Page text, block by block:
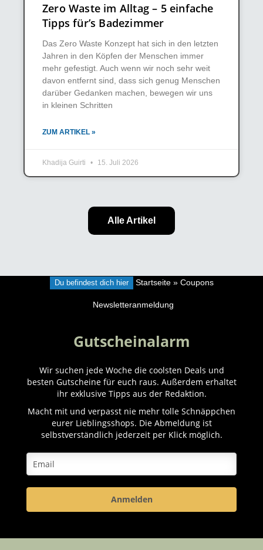
Zero Waste im Alltag – 5 einfache
Tipps für’s Badezimmer
Das Zero Waste Konzept hat sich in den letzten
Jahren in den Köpfen der Menschen immer
mehr gefestigt. Auch wenn wir noch sehr weit
davon entfernt sind, dass sich genug Menschen
darüber Gedanken machen, bewegen wir uns
in kleinen Schritten
ZUM ARTIKEL »
Khadija Guirti 15. Juli 2026
Alle Artikel
Du befindest dich hier Startseite» Coupons
Newsletteranmeldung
Gutscheinalarm
Wir suchen jede Woche die coolsten Deals und
besten Gutscheine für euch raus. Außerdem erhaltet
ihr exklusive Tipps aus der Redaktion.
Macht mit und verpasst nie mehr tolle Schnäppchen
eurer Lieblingsshops. Die Abmeldung ist
selbstverständlich jederzeit per Klick möglich.
Anmelden